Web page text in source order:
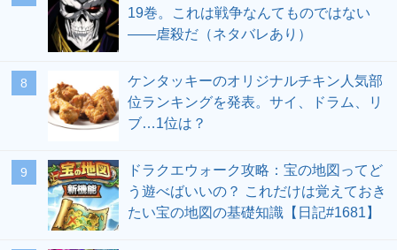
19巻。これは戦争なんてものではない
――虐殺だ（ネタバレあり）
ケンタッキーのオリジナルチキン人気部
位ランキングを発表。サイ、ドラム、リ
ブ…1位は？
ドラクエウォーク攻略：宝の地図ってど
う遊べばいいの？ これだけは覚えておき
たい宝の地図の基礎知識【日記#1681】